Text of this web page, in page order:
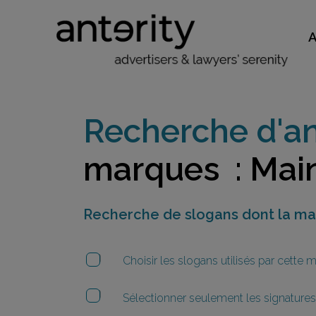
Recherche
marques :
Recherche de slogans dont la
Choisir les slogans utilisés par cette
Sélectionner seulement les